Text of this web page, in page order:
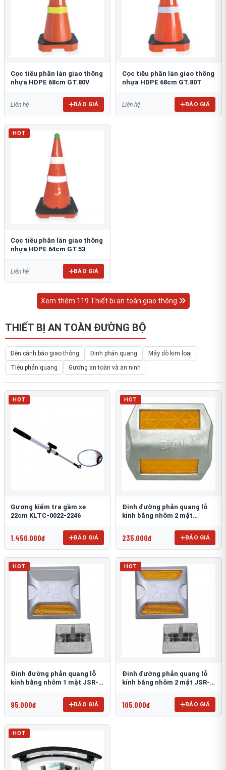
Cọc tiêu phân làn giao thông
nhựa HDPE 68cm GT.80V
Liên hệ BÁO GIÁ
Cọc tiêu phân làn giao thông
nhựa HDPE 68cm GT.80T
Liên hệ BÁO GIÁ
HOT
Cọc tiêu phân làn giao thông
nhựa HDPE 64cm GT.53
Liên hệ BÁO GIÁ
Xem thêm 119 Thiết bị an toàn giao thông
THIẾT BỊ AN TOÀN ĐƯỜNG BỘ
Đèn cảnh báo giao thông Đinh phản quang
Máy dò kim loại
Tiêu phản quang
Gương an toàn và an ninh
HOT
Gương kiểm tra gầm xe
22cm KLTC-0022-2246
1.450.000đ BÁO GIÁ
HOT
Đinh đường phản quang lỗ
kính bằng nhôm 2 mặt
235.000đ BÁO GIÁ
HOT
Đinh đường phản quang lỗ
kính bằng nhôm 1 mặt JSR-
95.000đ BÁO GIÁ
HOT
Đinh đường phản quang lỗ
kính bằng nhôm 2 mặt JSR-
105.000đ BÁO GIÁ
HOT